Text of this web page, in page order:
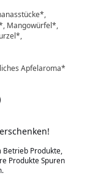
Mangowürfel*,
Apfelaroma*
Betrieb Produkte,
Produkte Spuren